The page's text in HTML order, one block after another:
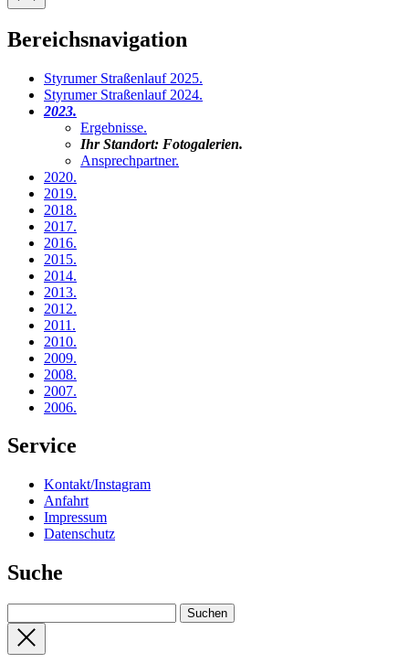
Bereichsnavigation
Styrumer Straßenlauf 2025.
Styrumer Straßenlauf 2024.
2023.
Ergebnisse.
Ihr Standort: Fotogalerien.
Ansprechpartner.
2020.
2019.
2018.
2017.
2016.
2015.
2014.
2013.
2012.
2011 .
2010.
2009.
2008.
2007.
2006.
Service
Kontakt/Instagram
Anfahrt
Impressum
Datenschutz
Suche